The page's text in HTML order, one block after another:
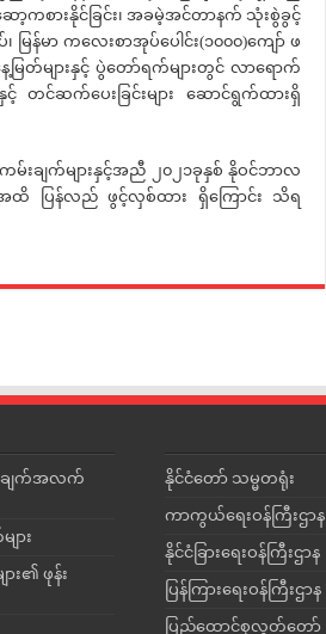
ော့ကစားနိုင်ခြင်း၊ အခမဲ့အင်တာနက် သုံးစွဲခွင့်
ြန်မာ ကလေးစာအုပ်ပေါင်း(၁၀၀၀)ကျော် ဖ
ြတ်များနှင့် ပွဲတော်ရက်များတွင် လာရောက်
တင်ဆက်ပေးခြင်းများ ဆောင်ရွက်ထားရှိ
ချက်များနှင့်အညီ ၂၀၂၁ခုနှစ် နိုဝင်ဘာလ
အထိ ပြန်လည် ဖွင့်လှစ်ထား ရှိကြောင်း သိရ
ချက်အလက်
ျား
း၏ ဖုန်း
နိုင်ငံတော် သမ္မတရုံး
ကာကွယ်ရေးဝန်ကြီးဌာန
နိုင်ငံခြားရေးဝန်ကြီးဌာန
ပြန်ကြားရေးဝန်ကြီးဌာန
ပြည်ထောင်စုလွှတ်တော်